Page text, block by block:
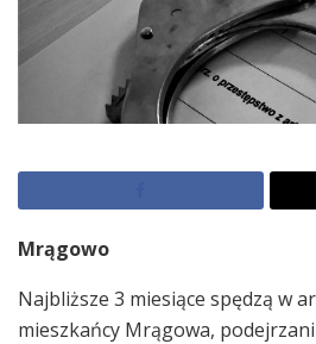
Mrągowo
Najbliższe 3 miesiące spędzą w
mieszkańcy Mrągowa,